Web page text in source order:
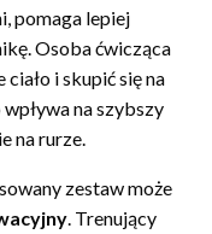
pomaga lepiej
Osoba ćwicząca
i skupić się na
na szybszy
na rurze.
zestaw może
. Trenujący